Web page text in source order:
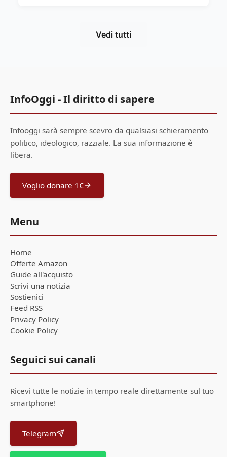
Vedi tutti
InfoOggi - Il diritto di sapere
Infooggi sarà sempre scevro da qualsiasi schieramento
politico, ideologico, razziale. La sua informazione è
libera.
Voglio donare 1€
Menu
Home
Offerte Amazon
Guide all'acquisto
Scrivi una notizia
Sostienici
Feed RSS
Privacy Policy
Cookie Policy
Seguici sui canali
Ricevi tutte le notizie in tempo reale direttamente sul tuo
smartphone!
Telegram